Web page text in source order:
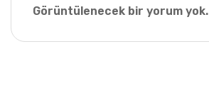
Görüntülenecek bir yorum yok.